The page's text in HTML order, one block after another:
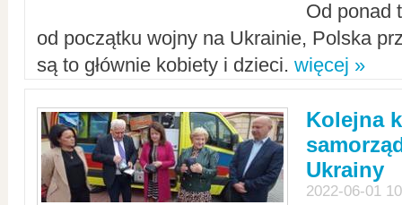
Od ponad
od początku wojny na Ukrainie, Polska
są to głównie kobiety i dzieci. więcej »
Kolejna
Ukrainy
2022-06-01